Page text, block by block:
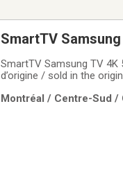
SmartTV Samsung
SmartTV Samsung TV 4K
d’origine / sold in the
Montréal / Centre-Sud /